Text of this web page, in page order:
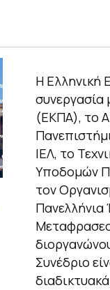
Η Ελληνική
συνεργασία
(ΕΚΠΑ), το
ΙΕΛ, το
Υποδομών
τον
Συνέδριο